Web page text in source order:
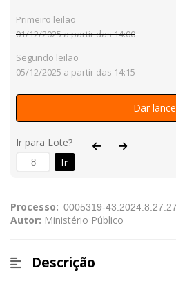
Processo:
Autor: Ministério Público
Descrição
Primeiro leilão
01/12/2025 a partir das 14:00
Segundo leilão
05/12/2025 a partir das 14:15
Dar lance
Ir para Lote?
Ir